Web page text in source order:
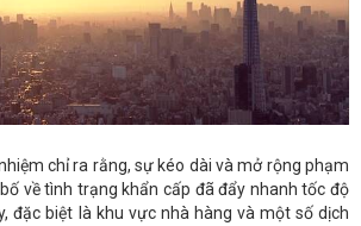
chỉ ra rằng, sự kéo dài và mở rộng phạm
về tình trạng khẩn cấp đã đẩy nhanh tốc độ
đặc biệt là khu vực nhà hàng và một số dịch